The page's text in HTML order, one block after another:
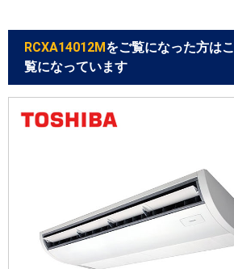
RCXA14012M をご覧になった方は
覧になっています